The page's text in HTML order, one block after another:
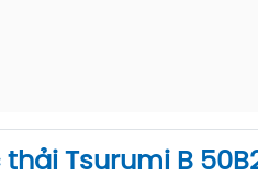
Tsurumi B